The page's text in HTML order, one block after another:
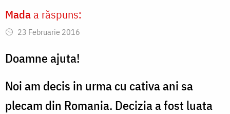
Mada a răspuns:
23 Februarie 2016
Doamne ajuta!
Noi am decis in urma cu cativa ani sa
plecam din Romania. Decizia a fost luata